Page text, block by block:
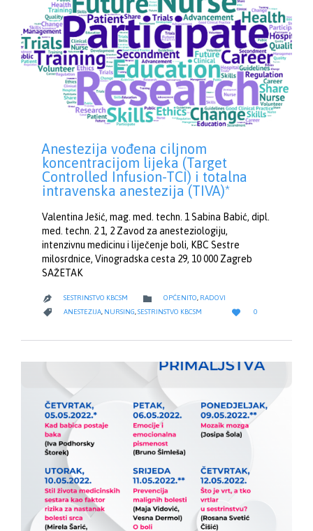
Anestezija vođena ciljnom
koncentracijom lijeka (Target
Controlled Infusion-TCI) i totalna
intravenska anestezija (TIVA)*
Valentina Ješić, mag. med. techn. 1 Sabina Babić, dipl.
med. techn. 2 1, 2 Zavod za anesteziologiju,
intenzivnu medicinu i liječenje boli, KBC Sestre
milosrdnice, Vinogradska cesta 29, 10 000 Zagreb
SAŽETAK
 SESTRINSTVO KBCSM  CATEGORY
OPĆENITO, RADOVI
 CATEGORY
ANESTEZIJA, NURSING,SESTRINSTVO KBCSM 
LOVE
0